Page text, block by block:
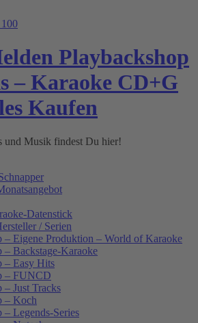
Playbackshop
– Karaoke CD+G
Kaufen
und Musik findest Du hier!
Datenstick
/ Serien
– Eigene Produktion – World of Karaoke
– Backstage-Karaoke
– Easy Hits
– FUNCD
– Just Tracks
– Koch
– Legends-Series